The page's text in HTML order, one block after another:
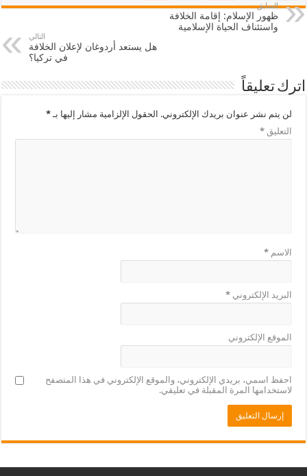
السابق
ظهور الإسلام: إقامة الخلافة
واستئناف الحياة الإسلامية
التالي
هل يستعد أردوغان لإعلان الخلافة
في تركيا؟
اترك تعليقاً
لن يتم نشر عنوان بريدك الإلكتروني. الحقول الإلزامية مشار إليها بـ*
التعليق*
الاسم*
البريد الإلكتروني*
الموقع الإلكتروني
احفظ اسمي، بريدي الإلكتروني، والموقع الإلكتروني في هذا المتصفح
لاستخدامها المرة المقبلة في تعليقي.